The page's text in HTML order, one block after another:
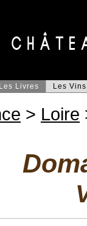
Les Livres Les Vins
> Loire